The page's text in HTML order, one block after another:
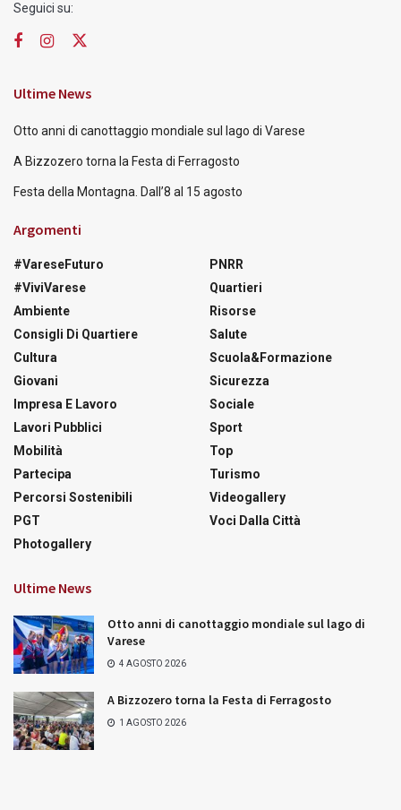
Seguici su:
Ultime News
Otto anni di canottaggio mondiale sul lago di Varese
A Bizzozero torna la Festa di Ferragosto
Festa della Montagna. Dall’8 al 15 agosto
Argomenti
#VareseFuturo
#ViviVarese
Ambiente
Consigli Di Quartiere
Cultura
Giovani
Impresa E Lavoro
Lavori Pubblici
Mobilità
Partecipa
Percorsi Sostenibili
PGT
Photogallery
PNRR
Quartieri
Risorse
Salute
Scuola&Formazione
Sicurezza
Sociale
Sport
Top
Turismo
Videogallery
Voci Dalla Città
Ultime News
Otto anni di canottaggio mondiale sul lago di
Varese
4 AGOSTO 2026
A Bizzozero torna la Festa di Ferragosto
1 AGOSTO 2026